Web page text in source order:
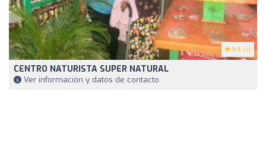
4.5 (4)
CENTRO NATURISTA SUPER NATURAL
Ver información y datos de contacto